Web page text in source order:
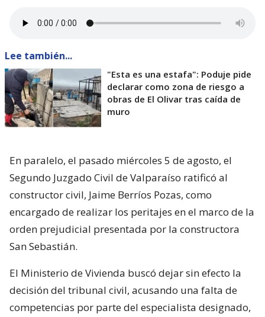
Lee también...
"Esta es una estafa": Poduje pide
declarar como zona de riesgo a
obras de El Olivar tras caída de
muro
En paralelo, el pasado miércoles 5 de agosto, el
Segundo Juzgado Civil de Valparaíso ratificó al
constructor civil, Jaime Berríos Pozas, como
encargado de realizar los peritajes en el marco de la
orden prejudicial presentada por la constructora
San Sebastián.
El Ministerio de Vivienda buscó dejar sin efecto la
decisión del tribunal civil, acusando una falta de
competencias por parte del especialista designado,